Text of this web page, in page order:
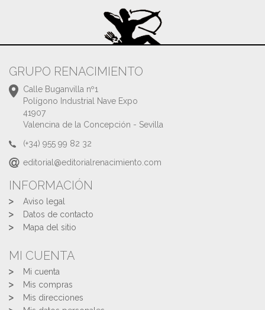
GRUPO RENACIMIENTO
Calle Buganvilla nº1
Polígono Industrial Nave Expo
41907
Valencina de la Concepción - Sevilla
(+34) 955 99 82 32
editorial@editorialrenacimiento.com
INFORMACIÓN
Aviso legal
Datos de contacto
Mapa del sitio
MI CUENTA
Mi cuenta
Mis compras
Mis direcciones